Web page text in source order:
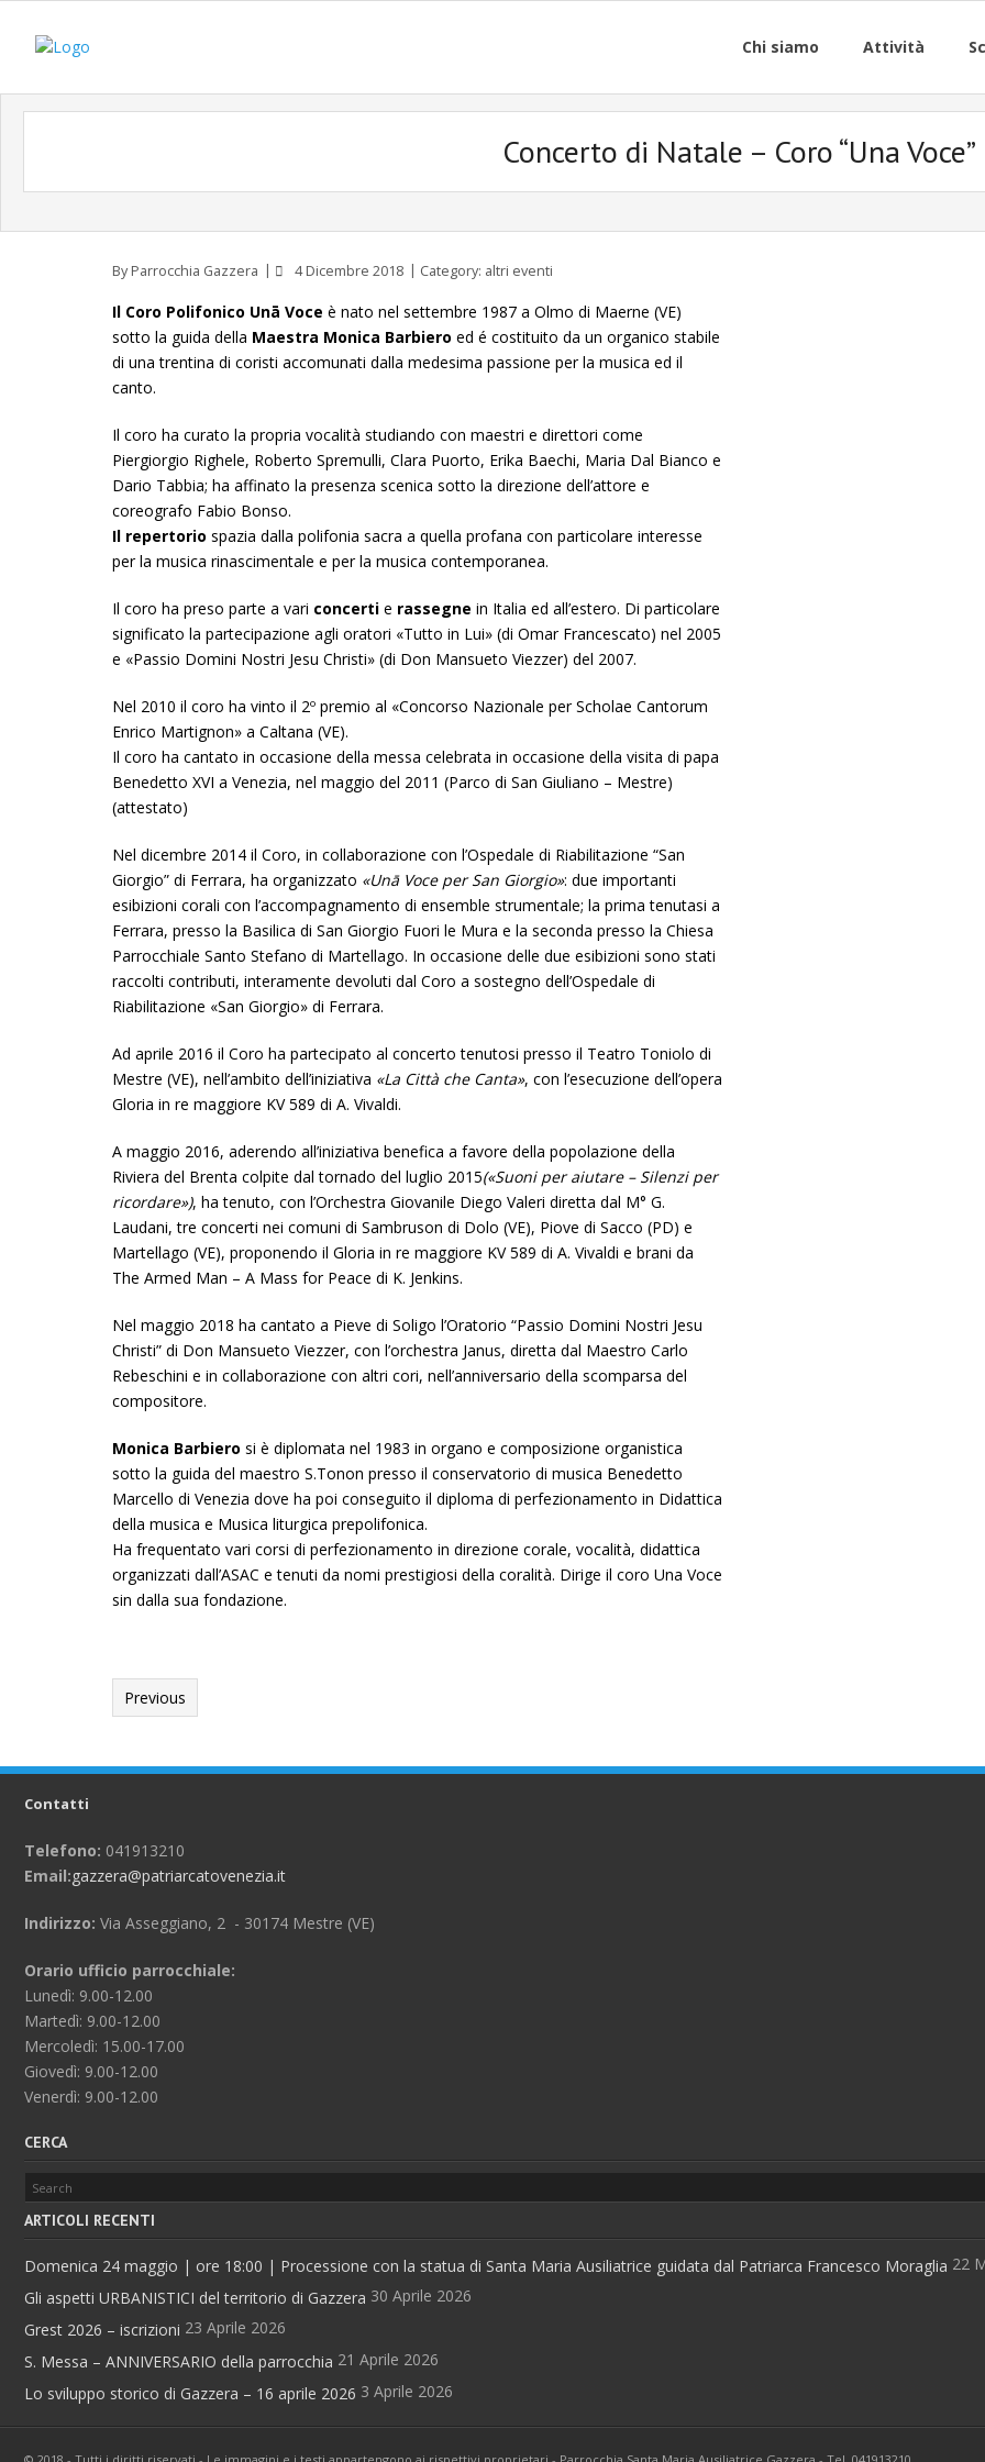
Chi siamo Attività
Concerto di Natale – Coro “Una Voce”
By Parrocchia Gazzera 4 Dicembre 2018 Category: altri eventi
Il Coro Polifonico Unā Voce è nato nel settembre 1987 a Olmo di Maerne (VE)
sotto la guida della Maestra Monica Barbiero ed é costituito da un organico stabile
di una trentina di coristi accomunati dalla medesima passione per la musica ed il
canto.
Il coro ha curato la propria vocalità studiando con maestri e direttori come
Piergiorgio Righele, Roberto Spremulli, Clara Puorto, Erika Baechi, Maria Dal Bianco e
Dario Tabbia; ha affinato la presenza scenica sotto la direzione dell’attore e
coreografo Fabio Bonso.
Il repertorio spazia dalla polifonia sacra a quella profana con particolare interesse
per la musica rinascimentale e per la musica contemporanea.
Il coro ha preso parte a vari concerti e rassegne in Italia ed all’estero. Di particolare
significato la partecipazione agli oratori «Tutto in Lui» (di Omar Francescato) nel 2005
e «Passio Domini Nostri Jesu Christi» (di Don Mansueto Viezzer) del 2007.
Nel 2010 il coro ha vinto il 2º premio al «Concorso Nazionale per Scholae Cantorum
Enrico Martignon» a Caltana (VE).
Il coro ha cantato in occasione della messa celebrata in occasione della visita di papa
Benedetto XVI a Venezia, nel maggio del 2011 (Parco di San Giuliano – Mestre)
(attestato)
Nel dicembre 2014 il Coro, in collaborazione con l’Ospedale di Riabilitazione “San
Giorgio” di Ferrara, ha organizzato «Unā Voce per San Giorgio»: due importanti
esibizioni corali con l’accompagnamento di ensemble strumentale; la prima tenutasi a
Ferrara, presso la Basilica di San Giorgio Fuori le Mura e la seconda presso la Chiesa
Parrocchiale Santo Stefano di Martellago. In occasione delle due esibizioni sono stati
raccolti contributi, interamente devoluti dal Coro a sostegno dell’Ospedale di
Riabilitazione «San Giorgio» di Ferrara.
Ad aprile 2016 il Coro ha partecipato al concerto tenutosi presso il Teatro Toniolo di
Mestre (VE), nell’ambito dell’iniziativa «La Città che Canta», con l’esecuzione dell’opera
Gloria in re maggiore KV 589 di A. Vivaldi.
A maggio 2016, aderendo all’iniziativa benefica a favore della popolazione della
Riviera del Brenta colpite dal tornado del luglio 2015(«Suoni per aiutare – Silenzi per
ricordare»), ha tenuto, con l’Orchestra Giovanile Diego Valeri diretta dal M° G.
Laudani, tre concerti nei comuni di Sambruson di Dolo (VE), Piove di Sacco (PD) e
Martellago (VE), proponendo il Gloria in re maggiore KV 589 di A. Vivaldi e brani da
The Armed Man – A Mass for Peace di K. Jenkins.
Nel maggio 2018 ha cantato a Pieve di Soligo l’Oratorio “Passio Domini Nostri Jesu
Christi” di Don Mansueto Viezzer, con l’orchestra Janus, diretta dal Maestro Carlo
Rebeschini e in collaborazione con altri cori, nell’anniversario della scomparsa del
compositore.
Monica Barbiero si è diplomata nel 1983 in organo e composizione organistica
sotto la guida del maestro S.Tonon presso il conservatorio di musica Benedetto
Marcello di Venezia dove ha poi conseguito il diploma di perfezionamento in Didattica
della musica e Musica liturgica prepolifonica.
Ha frequentato vari corsi di perfezionamento in direzione corale, vocalità, didattica
organizzati dall’ASAC e tenuti da nomi prestigiosi della coralità. Dirige il coro Una Voce
sin dalla sua fondazione.
Previous
Contatti
Telefono: 041913210
Email:gazzera@patriarcatovenezia.it
Indirizzo: Via Asseggiano, 2 - 30174 Mestre (VE)
Orario ufficio parrocchiale:
Lunedì: 9.00-12.00
Martedì: 9.00-12.00
Mercoledì: 15.00-17.00
Giovedì: 9.00-12.00
Venerdì: 9.00-12.00
CERCA
ARTICOLI RECENTI
Domenica 24 maggio | ore 18:00 | Processione con la statua di Santa Maria Ausiliatrice guidata dal Patriarca Francesco Moraglia 22
Gli aspetti URBANISTICI del territorio di Gazzera 30 Aprile 2026
Grest 2026 – iscrizioni 23 Aprile 2026
S. Messa – ANNIVERSARIO della parrocchia 21 Aprile 2026
Lo sviluppo storico di Gazzera – 16 aprile 2026 3 Aprile 2026